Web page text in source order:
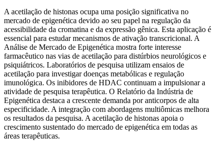
A acetilação de histonas ocupa uma posição significativa no
mercado de epigenética devido ao seu papel na regulação da
acessibilidade da cromatina e da expressão gênica. Esta aplicação é
essencial para estudar mecanismos de ativação transcricional. A
Análise de Mercado de Epigenética mostra forte interesse
farmacêutico nas vias de acetilação para distúrbios neurológicos e
psiquiátricos. Laboratórios de pesquisa utilizam ensaios de
acetilação para investigar doenças metabólicas e regulação
imunológica. Os inibidores de HDAC continuam a impulsionar a
atividade de pesquisa terapêutica. O Relatório da Indústria de
Epigenética destaca a crescente demanda por anticorpos de alta
especificidade. A integração com abordagens multiômicas melhora
os resultados da pesquisa. A acetilação de histonas apoia o
crescimento sustentado do mercado de epigenética em todas as
áreas terapêuticas.